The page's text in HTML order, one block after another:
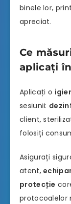
binele lor,
apreciat.
Ce
aplicați
Aplicați o
sesiunii:
client,
folosiți
Asigurați
atent,
protecție
protocoalelor